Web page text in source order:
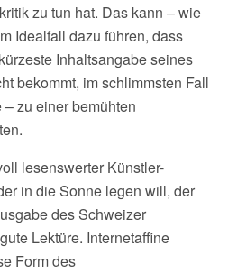
zu tun hat. Das kann – wie
Idealfall dazu führen, dass
Inhaltsangabe seines
bekommt, im schlimmsten Fall
zu einer bemühten
lesenswerter Künstler-
in die Sonne legen will, der
des Schweizer
Lektüre. Internetaffine
Form des